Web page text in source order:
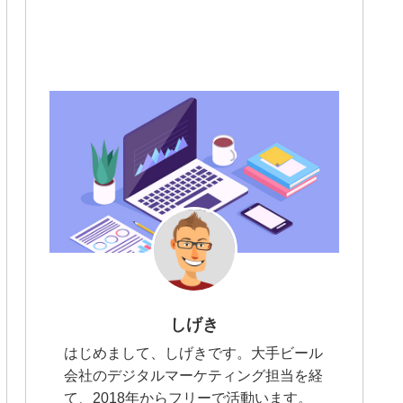
しげき
はじめまして、しげきです。大手ビール
会社のデジタルマーケティング担当を経
て、2018年からフリーで活動います。